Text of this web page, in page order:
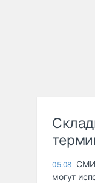
05.08
могут